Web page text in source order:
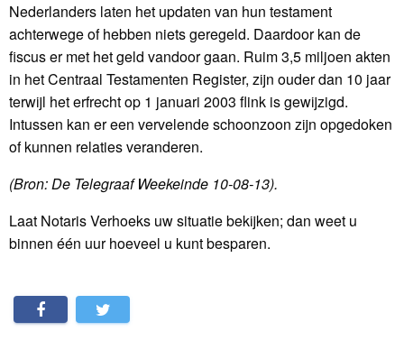
Nederlanders laten het updaten van hun testament
achterwege of hebben niets geregeld. Daardoor kan de
fiscus er met het geld vandoor gaan. Ruim 3,5 miljoen akten
in het Centraal Testamenten Register, zijn ouder dan 10 jaar
terwijl het erfrecht op 1 januari 2003 flink is gewijzigd.
Intussen kan er een vervelende schoonzoon zijn opgedoken
of kunnen relaties veranderen.
(Bron: De Telegraaf Weekeinde 10-08-13).
Laat Notaris Verhoeks uw situatie bekijken; dan weet u
binnen één uur hoeveel u kunt besparen.